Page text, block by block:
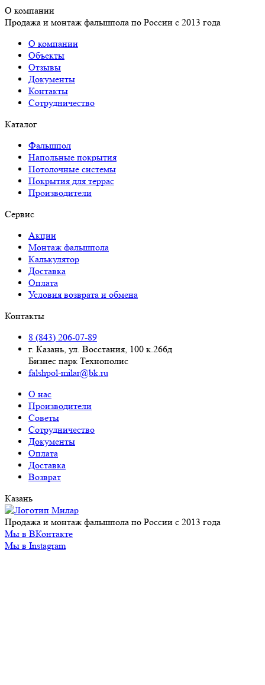
О компании
Продажа и монтаж фальшпола по России с 2013 года
О компании
Объекты
Отзывы
Документы
Контакты
Сотрудничество
Каталог
Фальшпол
Напольные покрытия
Потолочные системы
Покрытия для террас
Производители
Сервис
Акции
Монтаж фальшпола
Калькулятор
Доставка
Оплата
Условия возврата и обмена
Контакты
8 (843) 206-07-89
г. Казань, ул. Восстания, 100 к.266д
Бизнес парк Технополис
falshpol-milar@bk.ru
О нас
Производители
Советы
Сотрудничество
Документы
Оплата
Доставка
Возврат
Казань
Продажа и монтаж фальшпола по России с 2013 года
Мы в ВКонтакте
Мы в Instagram